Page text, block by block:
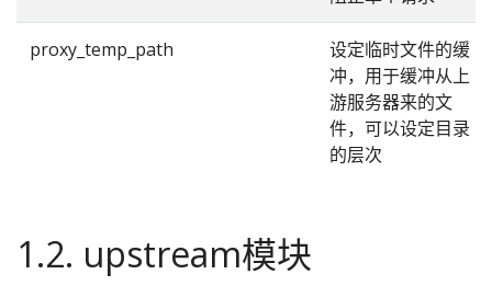
proxy_temp_path
设定临时文件的缓
冲，用于缓冲从上
游服务器来的文
件，可以设定目录
的层次
1.2. upstream模块